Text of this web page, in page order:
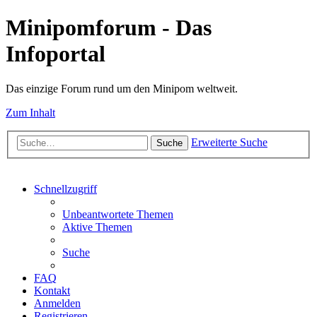
Minipomforum - Das
Infoportal
Das einzige Forum rund um den Minipom weltweit.
Zum Inhalt
Suche Erweiterte Suche
Schnellzugriff
Unbeantwortete Themen
Aktive Themen
Suche
FAQ
Kontakt
Anmelden